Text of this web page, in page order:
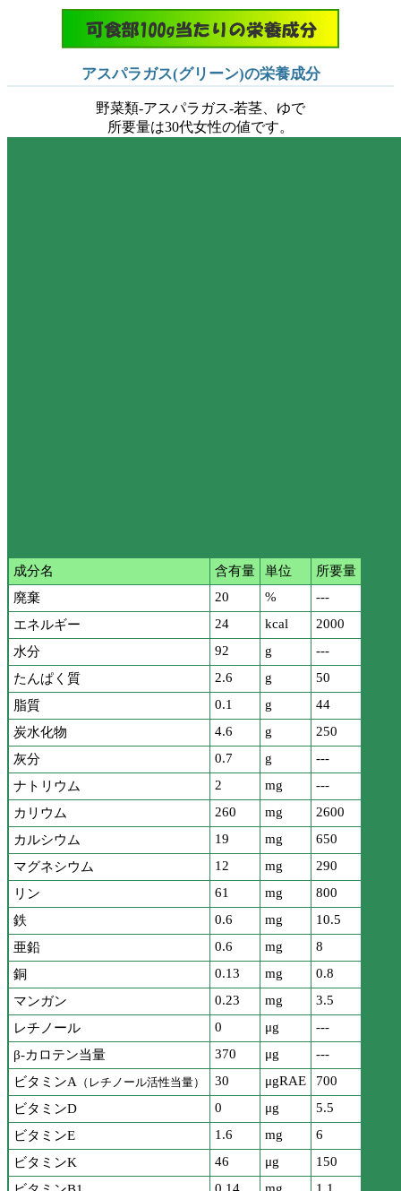
アスパラガス(グリーン)の栄養成分
野菜類-アスパラガス-若茎、ゆで
所要量は30代女性の値です。
成分名 含有量 単位
所要量
廃棄
20 %
---
エネルギー
24 kcal
2000
水分
92 g
---
たんぱく質
2.6 g
50
脂質
0.1 g
44
炭水化物
4.6 g
250
灰分
0.7 g
---
ナトリウム
2 mg
---
カリウム
260 mg
2600
カルシウム
19 mg
650
マグネシウム
12 mg
290
リン
61 mg
800
鉄
0.6 mg
10.5
亜鉛
0.6 mg
8
銅
0.13 mg
0.8
マンガン
0.23 mg
3.5
レチノール
0 μg
---
β-カロテン当量
370 μg
---
ビタミンA （レチノール活性当量） 30 μgRAE
700
ビタミンD
0 μg
5.5
ビタミンE
1.6 mg
6
ビタミンK
46 μg
150